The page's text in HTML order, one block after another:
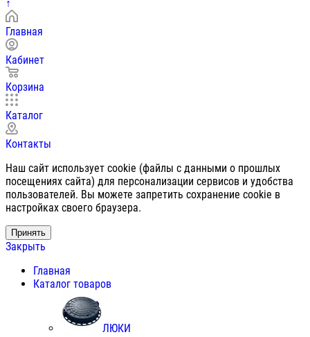
↑
Главная
Кабинет
Корзина
Каталог
Контакты
Наш сайт использует cookie (файлы с данными о прошлых
посещениях сайта) для персонализации сервисов и удобства
пользователей. Вы можете запретить сохранение cookie в
настройках своего браузера.
Принять
Закрыть
Главная
Каталог товаров
ЛЮКИ